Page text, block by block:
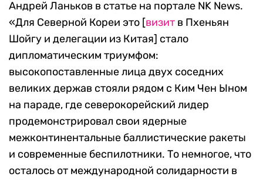
Андрей Ланьков в статье на портале NK News.
«Для Северной Кореи это [визит в Пхеньян
Шойгу и делегации из Китая] стало
дипломатическим триумфом:
высокопоставленные лица двух соседних
великих держав стояли рядом с Ким Чен Ыном
на параде, где северокорейский лидер
продемонстрировал свои ядерные
межконтинентальные баллистические ракеты
и современные беспилотники. То немногое, что
осталось от международной солидарности в